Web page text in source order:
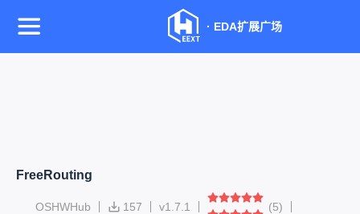
· EDA扩展广场
FreeRouting
OSHWHub 157 v1.7.1 (5)